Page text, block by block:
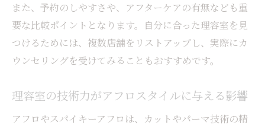
また、予約のしやすさや、アフターケアの有無なども重
要な比較ポイントとなります。自分に合った理容室を見
つけるためには、複数店舗をリストアップし、実際にカ
ウンセリングを受けてみることもおすすめです。
理容室の技術力がアフロスタイルに与える影響
アフロやスパイキーアフロは、カットやパーマ技術の精